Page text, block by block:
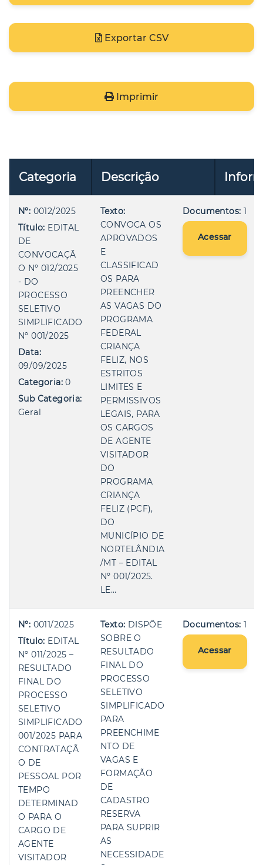
Exportar CSV
Imprimir
Categoria Descrição
Nº: 0012/2025
Título: EDITAL
DE
CONVOCAÇÃ
O Nº 012/2025
- DO
PROCESSO
SELETIVO
SIMPLIFICADO
Nº 001/2025
Data:
09/09/2025
Categoria:0
Sub Categoria:
Geral
Texto:
CONVOCA OS
APROVADOS
E
CLASSIFICAD
OS PARA
PREENCHER
AS VAGAS DO
PROGRAMA
FEDERAL
CRIANÇA
FELIZ, NOS
ESTRITOS
LIMITES E
PERMISSIVOS
LEGAIS, PARA
OS CARGOS
DE AGENTE
VISITADOR
DO
PROGRAMA
CRIANÇA
FELIZ (PCF),
DO
MUNICÍPIO DE
NORTELÂNDIA
/MT – EDITAL
Nº 001/2025.
LE…
Documentos: 1
Acessar
Nº: 0011/2025
Título: EDITAL
Nº 011/2025 –
RESULTADO
FINAL DO
PROCESSO
SELETIVO
SIMPLIFICADO
001/2025 PARA
CONTRATAÇÃ
O DE
PESSOAL POR
TEMPO
DETERMINAD
O PARA O
CARGO DE
AGENTE
VISITADOR
Texto: DISPÕE
SOBRE O
RESULTADO
FINAL DO
PROCESSO
SELETIVO
SIMPLIFICADO
PARA
PREENCHIME
NTO DE
VAGAS E
FORMAÇÃO
DE
CADASTRO
RESERVA
PARA SUPRIR
AS
NECESSIDADE
Documentos: 1
Acessar